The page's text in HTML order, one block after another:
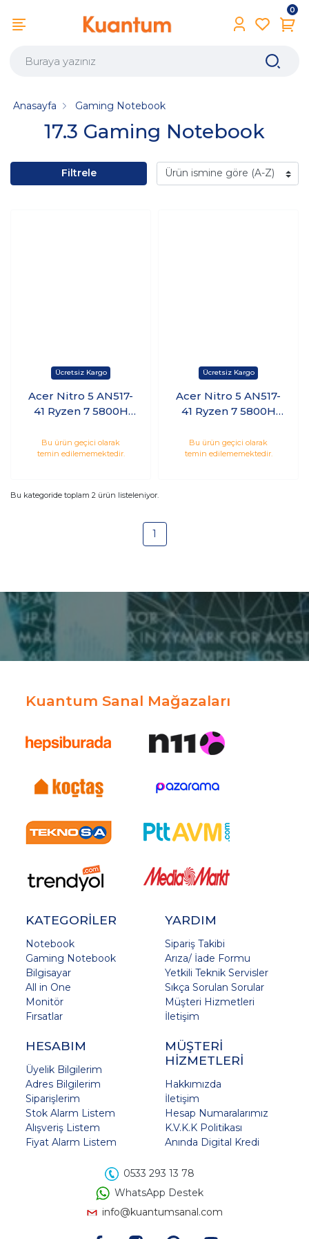
0
17.3 Gaming Notebook
Anasayfa Gaming Notebook
Filtrele
Acer Nitro 5 AN517-
41 Ryzen 7 5800H
RTX3050Ti 17.3
144Hz Freedos
Bu ürün geçici olarak
temin edilememektedir.
Acer Nitro 5 AN517-
41 Ryzen 7 5800H
RTX3050Ti 17.3
144Hz Windows 10
Bu ürün geçici olarak
temin edilememektedir.
Bu kategoride toplam 2 ürün listeleniyor.
1
Kuantum Sanal Mağazaları
KATEGORİLER
Notebook
Gaming Notebook
Bilgisayar
All in One
Monitör
Fırsatlar
YARDIM
Sipariş Takibi
Arıza/ İade Formu
Yetkili Teknik Servisler
Sıkça Sorulan Sorular
Müşteri Hizmetleri
İletişim
HESABIM
Üyelik Bilgilerim
Adres Bilgilerim
Siparişlerim
Stok Alarm Listem
Alışveriş Listem
Fiyat Alarm Listem
MÜŞTERİ
HİZMETLERİ
Hakkımızda
İletişim
Hesap Numaralarımız
K.V.K.K Politikası
Anında Digital Kredi
0533 293 13 78
WhatsApp Destek
info@kuantumsanal.com